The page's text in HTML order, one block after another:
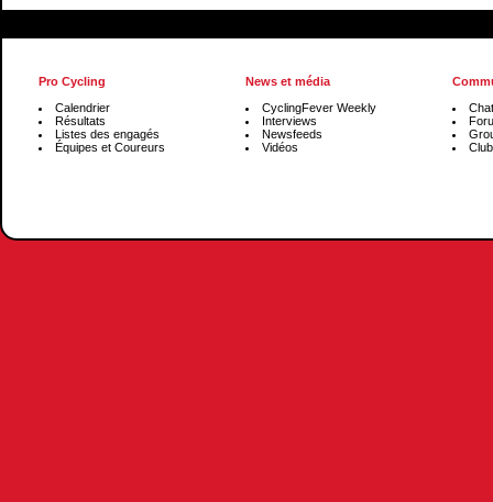
Pro Cycling
Calendrier
Résultats
Listes des engagés
Équipes et Coureurs
News et média
CyclingFever Weekly
Interviews
Newsfeeds
Vidéos
Chat